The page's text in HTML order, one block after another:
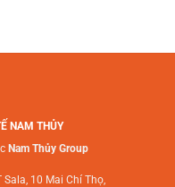
NAM THỦY
Nam Thủy Group
10 Mai Chí Thọ,